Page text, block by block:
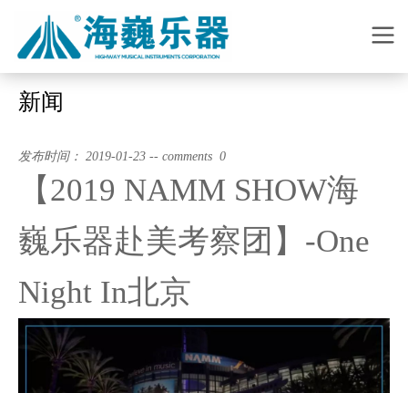
新闻
发布时间： 2019-01-23 -- comments 0
【2019 NAMM SHOW海
巍乐器赴美考察团】-One
Night In北京